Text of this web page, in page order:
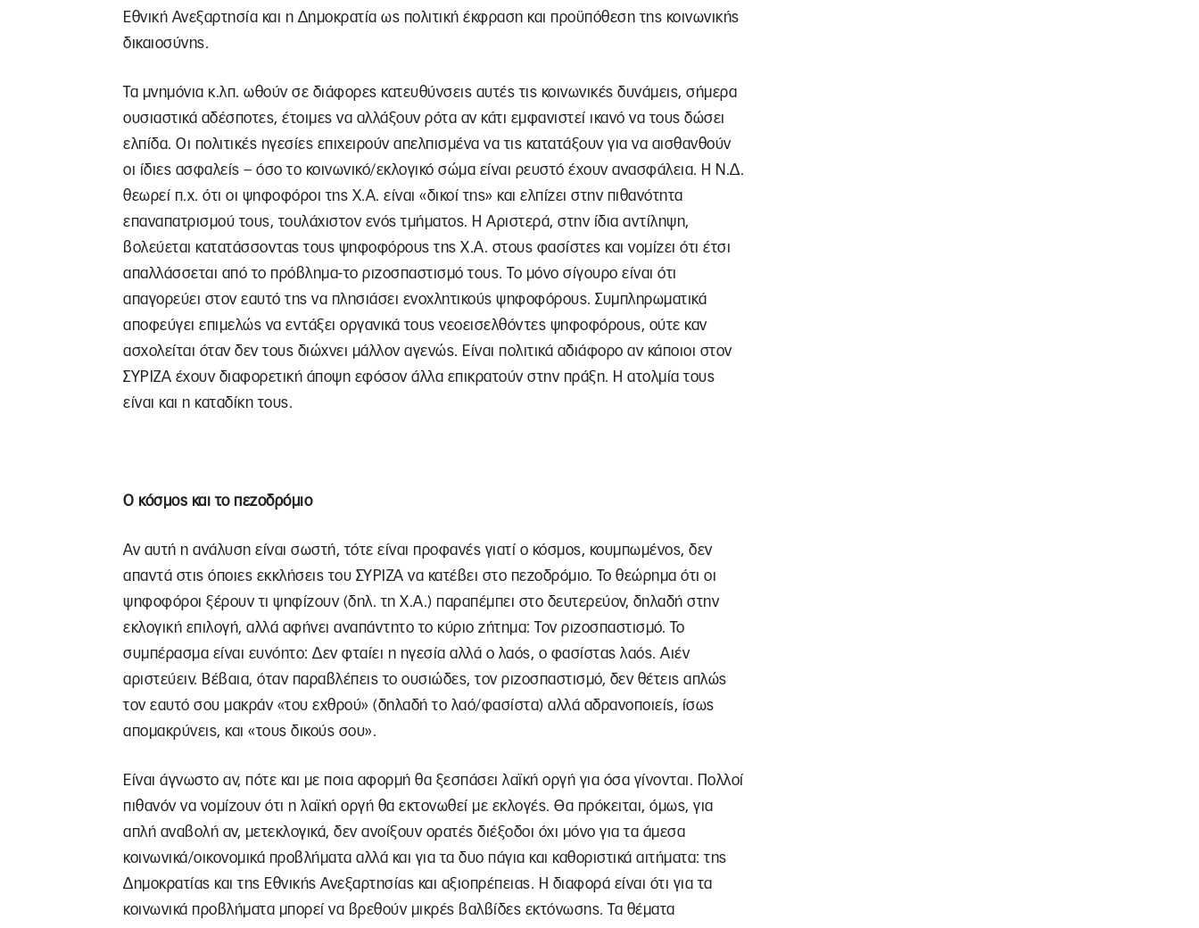
Εθνική Ανεξαρτησία και η Δημοκρατία ως πολιτική έκφραση και προϋπόθεση της κοινωνικής
δικαιοσύνης.
Τα μνημόνια κ.λπ. ωθούν σε διάφορες κατευθύνσεις αυτές τις κοινωνικές δυνάμεις, σήμερα
ουσιαστικά αδέσποτες, έτοιμες να αλλάξουν ρότα αν κάτι εμφανιστεί ικανό να τους δώσει
ελπίδα. Οι πολιτικές ηγεσίες επιχειρούν απελπισμένα να τις κατατάξουν για να αισθανθούν
οι ίδιες ασφαλείς – όσο το κοινωνικό/εκλογικό σώμα είναι ρευστό έχουν ανασφάλεια. Η Ν.Δ.
θεωρεί π.χ. ότι οι ψηφοφόροι της Χ.Α. είναι «δικοί της» και ελπίζει στην πιθανότητα
επαναπατρισμού τους, τουλάχιστον ενός τμήματος. Η Αριστερά, στην ίδια αντίληψη,
βολεύεται κατατάσσοντας τους ψηφοφόρους της Χ.Α. στους φασίστες και νομίζει ότι έτσι
απαλλάσσεται από το πρόβλημα-το ριζοσπαστισμό τους. Το μόνο σίγουρο είναι ότι
απαγορεύει στον εαυτό της να πλησιάσει ενοχλητικούς ψηφοφόρους. Συμπληρωματικά
αποφεύγει επιμελώς να εντάξει οργανικά τους νεοεισελθόντες ψηφοφόρους, ούτε καν
ασχολείται όταν δεν τους διώχνει μάλλον αγενώς. Είναι πολιτικά αδιάφορο αν κάποιοι στον
ΣΥΡΙΖΑ έχουν διαφορετική άποψη εφόσον άλλα επικρατούν στην πράξη. Η ατολμία τους
είναι και η καταδίκη τους.
Ο κόσμος και το πεζοδρόμιο
Αν αυτή η ανάλυση είναι σωστή, τότε είναι προφανές γιατί ο κόσμος, κουμπωμένος, δεν
απαντά στις όποιες εκκλήσεις του ΣΥΡΙΖΑ να κατέβει στο πεζοδρόμιο. Το θεώρημα ότι οι
ψηφοφόροι ξέρουν τι ψηφίζουν (δηλ. τη Χ.Α.) παραπέμπει στο δευτερεύον, δηλαδή στην
εκλογική επιλογή, αλλά αφήνει αναπάντητο το κύριο ζήτημα: Τον ριζοσπαστισμό. Το
συμπέρασμα είναι ευνόητο: Δεν φταίει η ηγεσία αλλά ο λαός, ο φασίστας λαός. Αιέν
αριστεύειν. Βέβαια, όταν παραβλέπεις το ουσιώδες, τον ριζοσπαστισμό, δεν θέτεις απλώς
τον εαυτό σου μακράν «του εχθρού» (δηλαδή το λαό/φασίστα) αλλά αδρανοποιείς, ίσως
απομακρύνεις, και «τους δικούς σου».
Είναι άγνωστο αν, πότε και με ποια αφορμή θα ξεσπάσει λαϊκή οργή για όσα γίνονται. Πολλοί
πιθανόν να νομίζουν ότι η λαϊκή οργή θα εκτονωθεί με εκλογές. Θα πρόκειται, όμως, για
απλή αναβολή αν, μετεκλογικά, δεν ανοίξουν ορατές διέξοδοι όχι μόνο για τα άμεσα
κοινωνικά/οικονομικά προβλήματα αλλά και για τα δυο πάγια και καθοριστικά αιτήματα: της
Δημοκρατίας και της Εθνικής Ανεξαρτησίας και αξιοπρέπειας. Η διαφορά είναι ότι για τα
κοινωνικά προβλήματα μπορεί να βρεθούν μικρές βαλβίδες εκτόνωσης. Τα θέματα